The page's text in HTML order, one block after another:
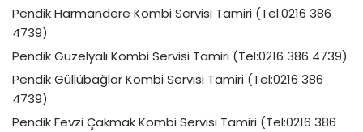
Pendik Harmandere Kombi Servisi Tamiri (Tel:0216 386
4739)
Pendik Güzelyalı Kombi Servisi Tamiri (Tel:0216 386 4739)
Pendik Güllübağlar Kombi Servisi Tamiri (Tel:0216 386
4739)
Pendik Fevzi Çakmak Kombi Servisi Tamiri (Tel:0216 386